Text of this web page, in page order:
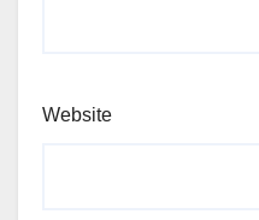
Website